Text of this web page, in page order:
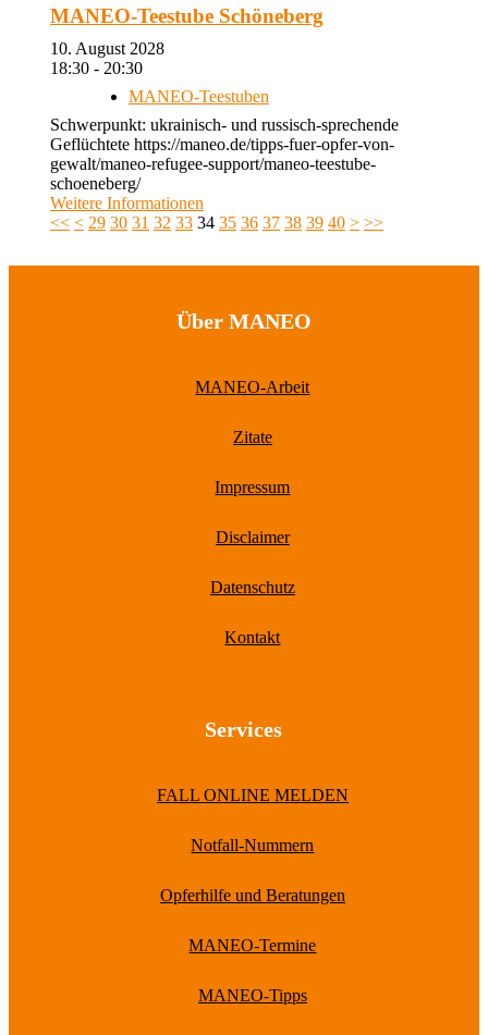
MANEO-Teestube Schöneberg
10. August 2028
18:30 - 20:30
MANEO-Teestuben
Schwerpunkt: ukrainisch- und russisch-sprechende
Geflüchtete https://maneo.de/tipps-fuer-opfer-von-
gewalt/maneo-refugee-support/maneo-teestube-
schoeneberg/
Weitere Informationen
<< < 29 30 31 32 33 34 35 36 37 38 39 40 > >>
Über MANEO
MANEO-Arbeit
Zitate
Impressum
Disclaimer
Datenschutz
Kontakt
Services
FALL ONLINE MELDEN
Notfall-Nummern
Opferhilfe und Beratungen
MANEO-Termine
MANEO-Tipps